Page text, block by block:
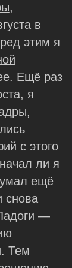
,
в
этим я
Ещё раз
я
с этого
ли я
ещё
снова
—
Тем